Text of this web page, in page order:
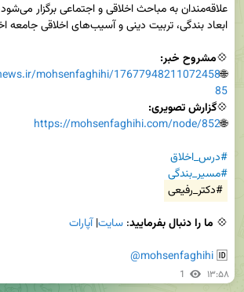
💠مشروح خبر:
🌐
mohsenfaghihi/17677948211072458
85
💠گزارش تصویری:
🌐
https://mohsenfaghihi.com/node/852
#درس_اخلاق
#مسیر_بندگی
#دکتر_رفیعی
💠 ما را دنبال بفرمایید: سایت| آپارات
🆔
@mohsenfaghihi
1 ۱۳:۵۸